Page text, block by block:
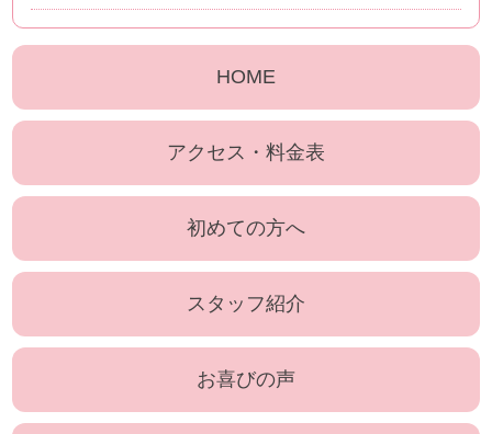
HOME
アクセス・料金表
初めての方へ
スタッフ紹介
お喜びの声